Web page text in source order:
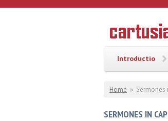
Overslaan en naar de inhoud gaan
Geschiedenis
van de
Introductio
U bent
Home » Sermones
SERMONES IN